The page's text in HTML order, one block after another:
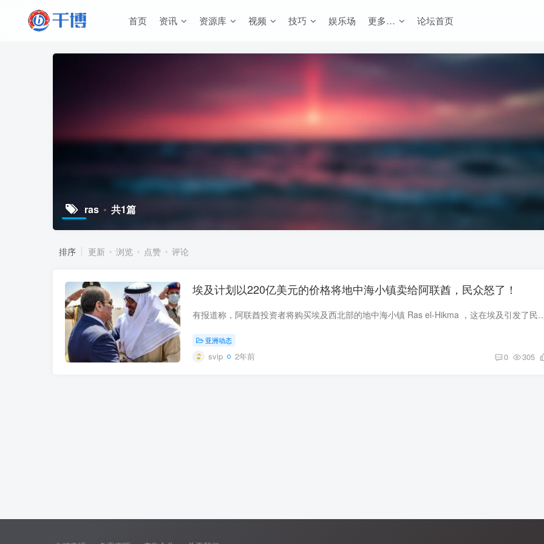
首页 资讯 资源库 视频 技巧 娱乐场 更多… 论坛首页
ras 共1篇
排序 更新 浏览 点赞 评论
埃及计划以220亿美元的价格将地中海小镇卖给阿联酋，民众怒了！
有报道称，阿联酋投资者将购买埃及西北部的地中海小镇 Ras el-Hikma ，这在埃及引发了民众的愤
亚洲动态
svip 2年前 0 305